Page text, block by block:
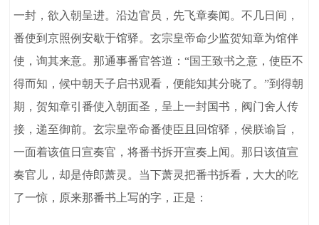
一封，欲入朝呈进。沿边官员，先飞章奏闻。不几日间，
番使到京照例安歇于馆驿。玄宗皇帝命少监贺知章为馆伴
使，询其来意。那通事番官答道：“国王致书之意，使臣不
得而知，候中朝天子启书观看，便能知其分晓了。”到得朝
期，贺知章引番使入朝面圣，呈上一封国书，阀门舍人传
接，递至御前。玄宗皇帝命番使臣且回馆驿，侯朕谕旨，
一面着该值日宣奏官，将番书拆开宣奏上闻。那日该值宣
奏官儿，却是侍郎萧灵。当下萧灵把番书拆看，大大的吃
了一惊，原来那番书上写的字，正是：